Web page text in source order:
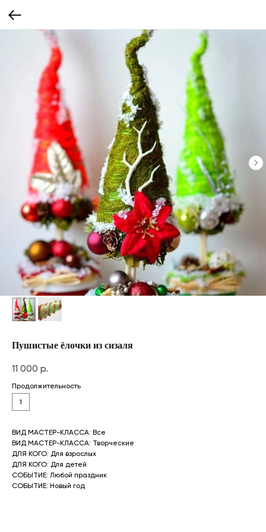
Пушистые ёлочки из сизаля
11 000 р.
Продолжительность
1
ВИД МАСТЕР-КЛАССА: Все
ВИД МАСТЕР-КЛАССА: Творческие
ДЛЯ КОГО: Для взрослых
ДЛЯ КОГО: Для детей
СОБЫТИЕ: Любой праздник
СОБЫТИЕ: Новый год